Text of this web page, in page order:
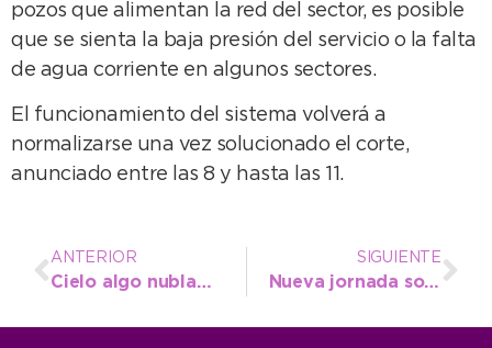
pozos que alimentan la red del sector, es posible
que se sienta la baja presión del servicio o la falta
de agua corriente en algunos sectores.
El funcionamiento del sistema volverá a
normalizarse una vez solucionado el corte,
anunciado entre las 8 y hasta las 11.
ANTERIOR
Cielo algo nublado y 16º de máxima para hoy
SIGUIENTE
Nueva jornada sobre envases de agroquímicos y el futuro del centro de acopio local